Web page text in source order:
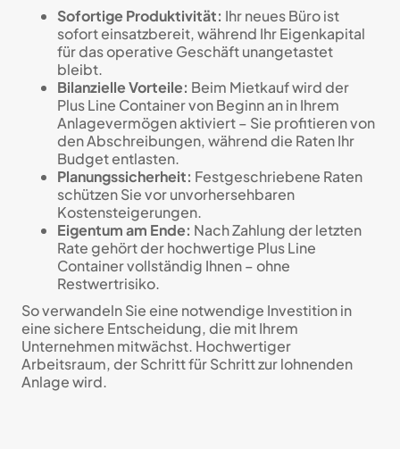
Sofortige Produktivität: Ihr neues Büro ist
sofort einsatzbereit, während Ihr Eigenkapital
für das operative Geschäft unangetastet
bleibt.
Bilanzielle Vorteile: Beim Mietkauf wird der
Plus Line Container von Beginn an in Ihrem
Anlagevermögen aktiviert – Sie profitieren von
den Abschreibungen, während die Raten Ihr
Budget entlasten.
Planungssicherheit: Festgeschriebene Raten
schützen Sie vor unvorhersehbaren
Kostensteigerungen.
Eigentum am Ende: Nach Zahlung der letzten
Rate gehört der hochwertige Plus Line
Container vollständig Ihnen – ohne
Restwertrisiko.
So verwandeln Sie eine notwendige Investition in
eine sichere Entscheidung, die mit Ihrem
Unternehmen mitwächst. Hochwertiger
Arbeitsraum, der Schritt für Schritt zur lohnenden
Anlage wird.